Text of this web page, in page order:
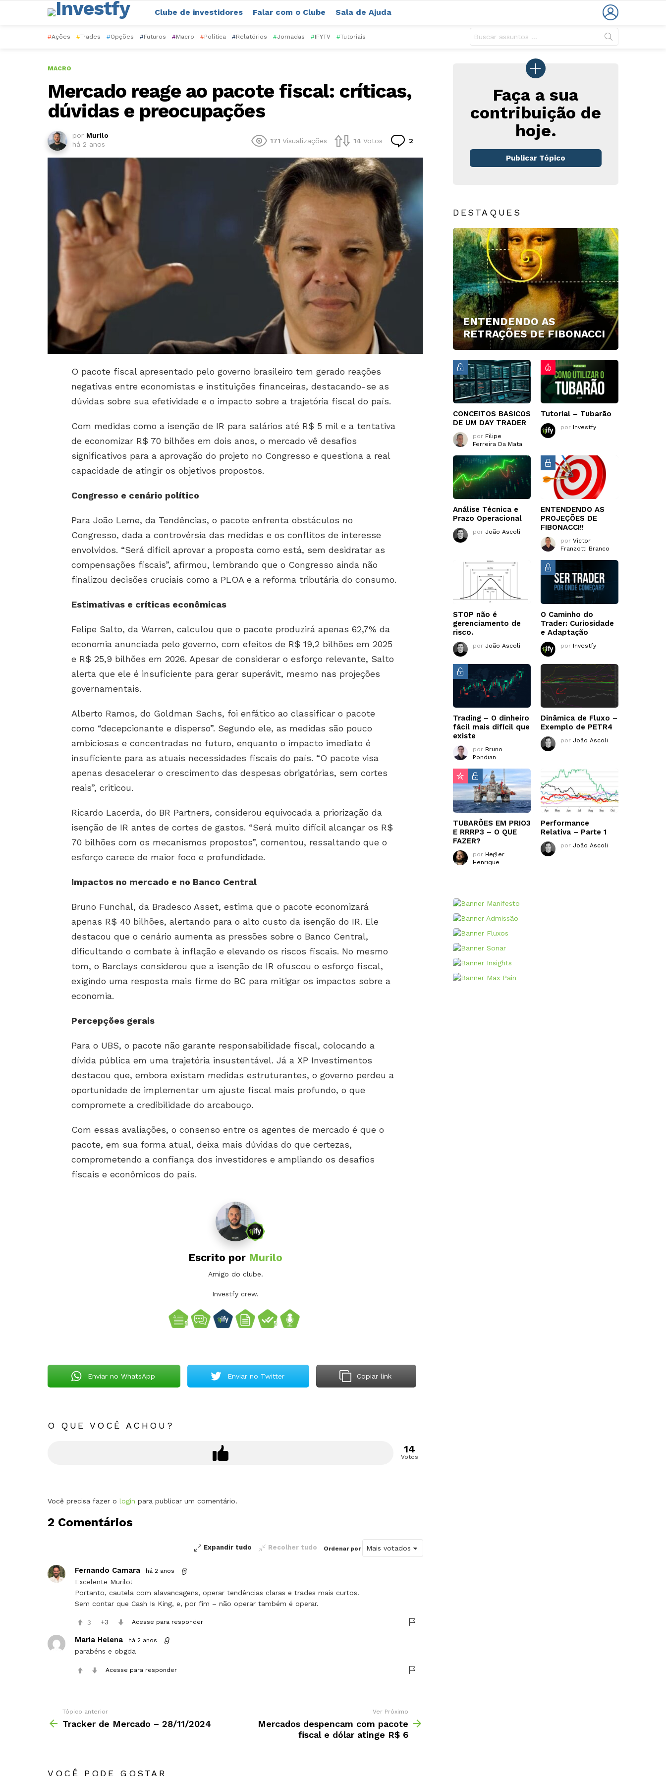
Clube de investidores Falar com o Clube Sala de Ajuda
#Ações #Trades #Opções #Futuros #Macro #Política #Relatórios #Jornadas #IFYTV #Tutoriais
MACRO
Mercado reage ao pacote fiscal: críticas,
dúvidas e preocupações
por Murilo
há 2 anos
171 Visualizações 14 Votos 2
O pacote fiscal apresentado pelo governo brasileiro tem gerado reações
negativas entre economistas e instituições financeiras, destacando-se as
dúvidas sobre sua efetividade e o impacto sobre a trajetória fiscal do país.
Com medidas como a isenção de IR para salários até R$ 5 mil e a tentativa
de economizar R$ 70 bilhões em dois anos, o mercado vê desafios
significativos para a aprovação do projeto no Congresso e questiona a real
capacidade de atingir os objetivos propostos.
Congresso e cenário político
Para João Leme, da Tendências, o pacote enfrenta obstáculos no
Congresso, dada a controvérsia das medidas e os conflitos de interesse
envolvidos. “Será difícil aprovar a proposta como está, sem desidratar as
compensações fiscais”, afirmou, lembrando que o Congresso ainda não
finalizou decisões cruciais como a PLOA e a reforma tributária do consumo.
Estimativas e críticas econômicas
Felipe Salto, da Warren, calculou que o pacote produzirá apenas 62,7% da
economia anunciada pelo governo, com efeitos de R$ 19,2 bilhões em 2025
e R$ 25,9 bilhões em 2026. Apesar de considerar o esforço relevante, Salto
alerta que ele é insuficiente para gerar superávit, mesmo nas projeções
governamentais.
Alberto Ramos, do Goldman Sachs, foi enfático ao classificar o pacote
como “decepcionante e disperso”. Segundo ele, as medidas são pouco
ambiciosas e concentradas no futuro, enquanto o impacto imediato é
insuficiente para as atuais necessidades fiscais do país. “O pacote visa
apenas desacelerar o crescimento das despesas obrigatórias, sem cortes
reais”, criticou.
Ricardo Lacerda, do BR Partners, considerou equivocada a priorização da
isenção de IR antes de cortes de gastos. “Será muito difícil alcançar os R$
70 bilhões com os mecanismos propostos”, comentou, ressaltando que o
esforço carece de maior foco e profundidade.
Impactos no mercado e no Banco Central
Bruno Funchal, da Bradesco Asset, estima que o pacote economizará
apenas R$ 40 bilhões, alertando para o alto custo da isenção do IR. Ele
destacou que o cenário aumenta as pressões sobre o Banco Central,
dificultando o combate à inflação e elevando os riscos fiscais. No mesmo
tom, o Barclays considerou que a isenção de IR ofuscou o esforço fiscal,
exigindo uma resposta mais firme do BC para mitigar os impactos sobre a
economia.
Percepções gerais
Para o UBS, o pacote não garante responsabilidade fiscal, colocando a
dívida pública em uma trajetória insustentável. Já a XP Investimentos
destacou que, embora existam medidas estruturantes, o governo perdeu a
oportunidade de implementar um ajuste fiscal mais profundo, o que
compromete a credibilidade do arcabouço.
Com essas avaliações, o consenso entre os agentes de mercado é que o
pacote, em sua forma atual, deixa mais dúvidas do que certezas,
comprometendo a confiança dos investidores e ampliando os desafios
fiscais e econômicos do país.
Escrito por Murilo
Amigo do clube.
Investfy crew.
Enviar no WhatsApp Enviar no Twitter Copiar link
O QUE VOCÊ ACHOU?
14
Votos
Deixe
comentário
Você precisa fazer o login para publicar um comentário.
2 Comentários
Expandir tudo Recolher tudo Ordenar por
Fernando Camara há 2 anos
Excelente Murilo!
Portanto, cautela com alavancagens, operar tendências claras e trades mais curtos.
Sem contar que Cash Is King, e, por fim – não operar também é operar.
3 3 Acesse para responder
Maria Helena há 2 anos
parabéns e obgda
Acesse para responder
Tópico anterior
Tracker de Mercado – 28/11/2024
Ver Próximo
Mercados despencam com pacote
fiscal e dólar atinge R$ 6
VOCÊ PODE GOSTAR
Faça a sua
contribuição de
hoje.
Publicar Tópico
DESTAQUES
ENTENDENDO AS
RETRAÇÕES DE FIBONACCI
CONCEITOS BASICOS
DE UM DAY TRADER
por Filipe
Ferreira Da Mata
Tutorial – Tubarão
por Investfy
Análise Técnica e
Prazo Operacional
por João Ascoli
ENTENDENDO AS
PROJEÇÕES DE
FIBONACCI!!
por Victor
Franzotti Branco
STOP não é
gerenciamento de
risco.
por João Ascoli
O Caminho do
Trader: Curiosidade
e Adaptação
por Investfy
Trading – O dinheiro
fácil mais difícil que
existe
por Bruno
Pondian
Dinâmica de Fluxo –
Exemplo de PETR4
por João Ascoli
TUBARÕES EM PRIO3
E RRRP3 – O QUE
FAZER?
por Hegler
Henrique
Performance
Relativa – Parte 1
por João Ascoli